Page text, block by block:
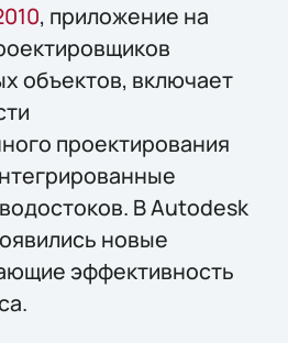
, приложение на
объектов, включает
проектирования
В Autodesk
новые
эффективность